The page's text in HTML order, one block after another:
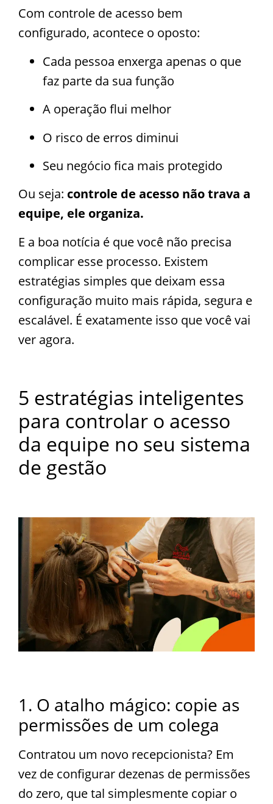
Com controle de acesso bem
configurado, acontece o oposto:
Cada pessoa enxerga apenas o que
faz parte da sua função
A operação flui melhor
O risco de erros diminui
Seu negócio fica mais protegido
Ou seja: controle de acesso não trava a
equipe, ele organiza.
E a boa notícia é que você não precisa
complicar esse processo. Existem
estratégias simples que deixam essa
configuração muito mais rápida, segura e
escalável. É exatamente isso que você vai
ver agora.
5 estratégias inteligentes
para controlar o acesso
da equipe no seu sistema
de gestão
1. O atalho mágico: copie as
permissões de um colega
Contratou um novo recepcionista? Em
vez de configurar dezenas de permissões
do zero, que tal simplesmente copiar o